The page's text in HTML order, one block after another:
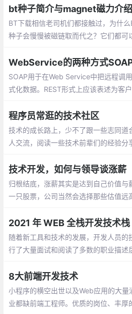
bt种子简介与magnet磁力介绍
BT下载相信老司机们都接触过，为什么
种子会慢慢被磁链取而代之？它们都可
别，背后的技术上又有何不同？
SOAP用于在Web Service中把远程调
式化数据。REST形式上应该表述为客
程序员常逛的技术社区
技术的成长路上，少不了跟一些志同道
人交流，阅读一些技术前辈们的经验分
伴，让码字之余，在技术、以及技术以
都有不少收获。
技术开发，如何与领导谈涨薪
归根结底，涨薪其实是达到自己价值与
一只股票，公司当然会选择那些估值远
2021 年 WEB 全栈开发技术栈
随着新工具和技术的发展，开发人员的
行了大量面试和阅读了多数的职业描
8大前端开发技术
小程序的横空出世以及Web应用的大
业都缺前端工程师。优质的岗位、丰厚